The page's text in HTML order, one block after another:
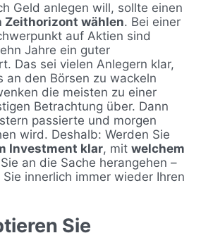
Geld anlegen will, sollte einen
wählen. Bei einer
auf Aktien sind
Jahre ein guter
Das sei vielen Anlegern klar,
an den Börsen zu wackeln
die meisten zu einer
Betrachtung über. Dann
passierte und morgen
wird. Deshalb: Werden Sie
Investment klar, mit welchem
Sie an die Sache herangehen –
innerlich immer wieder Ihren
Sie